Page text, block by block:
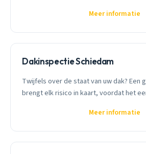
Meer informatie
Dakinspectie Schiedam
Twijfels over de staat van uw dak? Een
brengt elk risico in kaart, voordat het
Meer informatie